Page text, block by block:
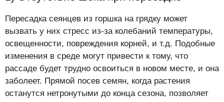
Пересадка сеянцев из горшка на грядку может
вызвать у них стресс из-за колебаний температуры,
освещенности, повреждения корней, и т.д. Подобные
изменения в среде могут привести к тому, что
рассаде будет трудно освоиться в новом месте, и она
заболеет. Прямой посев семян, когда растения
останутся нетронутыми до конца сезона, позволяет